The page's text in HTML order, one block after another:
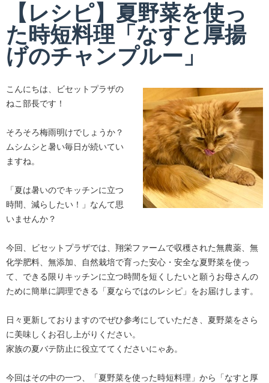
【レシピ】夏野菜を使っ
た時短料理「なすと厚揚
げのチャンプルー」
こんにちは、ビセットプラザの
ねこ部長です！
そろそろ梅雨明けでしょうか？
ムシムシと暑い毎日が続いてい
ますね。
「夏は暑いのでキッチンに立つ
時間、減らしたい！」なんて思
いませんか？
今回、ビセットプラザでは、翔栄ファームで収穫された無農薬、無
化学肥料、無添加、自然栽培で育った安心・安全な夏野菜を使っ
て、できる限りキッチンに立つ時間を短くしたいと願うお母さんの
ために簡単に調理できる「夏ならではのレシピ」をお届けします。
日々更新しておりますのでぜひ参考にしていただき、夏野菜をさら
に美味しくお召し上がりください。
家族の夏バテ防止に役立ててくださいにゃあ。
今回はその中の一つ、「夏野菜を使った時短料理」から「なすと厚